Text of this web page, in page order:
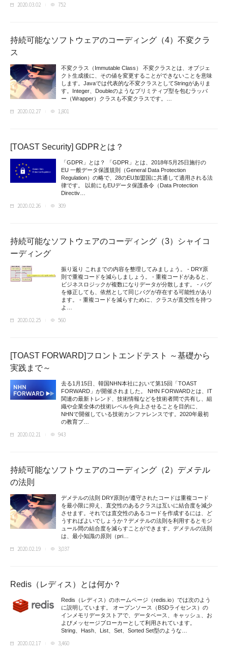
2020.03.02 752
持続可能なソフトウェアのコーディング（4）不変クラ
ス
不変クラス（Immutable Class） 不変クラスとは、オブジェ
クト生成後に、その値を変更することができないことを意味
します。Javaでは代表的な不変クラスとしてStringがありま
す。Integer、Doubleのようなプリミティブ型を包むラッパ
ー（Wrapper）クラスも不変クラスです。…
2020.02.27 1,801
[TOAST Security] GDPRとは？
「GDPR」とは？ 「GDPR」とは、2018年5月25日施行の
EU 一般データ保護規則（General Data Protection
Regulation）の略で、28のEU加盟国に共通して適用される法
律です。 以前にもEUデータ保護条令（Data Protection
Directiv…
2020.02.26 309
持続可能なソフトウェアのコーディング（3）シャイコ
ーディング
振り返り これまでの内容を整理してみましょう。 - DRY原
則で重複コードを減らしましょう。 - 重複コードがあると、
ビジネスロジックが複数になりデータが分散します。 - バグ
を修正しても、依然として同じバグが存在する可能性があり
ます。 - 重複コードを減らすために、クラスが直交性を持つ
よ…
2020.02.25 560
[TOAST FORWARD]フロントエンドテスト ～基礎から
実践まで～
去る1月15日、韓国NHN本社において第15回「TOAST
FORWARD」が開催されました。 NHN FORWARDとは、IT
関連の最新トレンド、技術情報などを技術者間で共有し、組
織や企業全体の技術レベルを向上させることを目的に、
NHNで開催している技術カンファレンスです。2020年最初
の教育プ…
2020.02.21 943
持続可能なソフトウェアのコーディング（2）デメテル
の法則
デメテルの法則 DRY原則が遵守されたコードは重複コード
を最小限に抑え、直交性のあるクラスは互いに結合度を減少
させます。それでは直交性のあるコードを作成するには、ど
うすればよいでしょうか？デメテルの法則を利用するとモジ
ュール間の結合度を減らすことができます。デメテルの法則
は、最小知識の原則（pri…
2020.02.19 3,037
Redis（レディス）とは何か？
Redis（レディス）のホームページ（redis.io）では次のよう
に説明しています。 オープンソース（BSDライセンス）の
インメモリデータストアで、データベース、キャッシュ、お
よびメッセージブローカーとして利用されています。
String、Hash、List、Set、Sorted Set型のような…
2020.02.17 3,460